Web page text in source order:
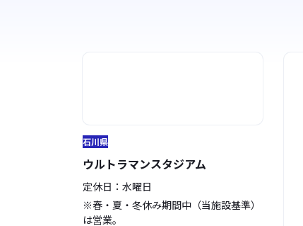
石川県
ウルトラマンスタジアム
定休日：水曜日
※春・夏・冬休み期間中（当施設基準）
は営業。